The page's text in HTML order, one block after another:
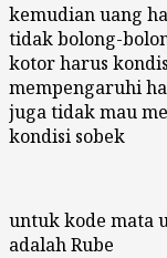
kemudian uang
tidak bolong-
kotor harus
mempengaruhi
juga tidak mau
kondisi sobek
untuk kode mata
adalah Rube